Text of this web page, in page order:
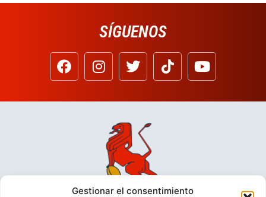
Gestionar el consentimiento
SÍGUENOS